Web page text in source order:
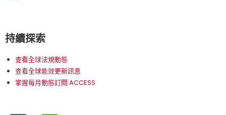
持續探索
查看全球法規動態
查看全球能效更新訊息
掌握每月動態訂閱 ACCESS